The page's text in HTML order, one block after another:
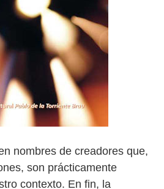
nombres de creadores que,
son prácticamente
contexto. En fin, la